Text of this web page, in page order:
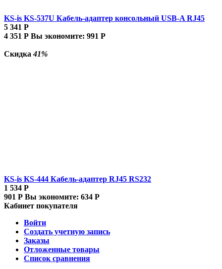
KS-is KS-537U Кабель-адаптер консольный USB-A RJ45
5 341 Р
4 351 Р Вы экономите: 991 Р
Скидка41%
KS-is KS-444 Кабель-адаптер RJ45 RS232
1 534 Р
901 Р Вы экономите: 634 Р
Кабинет покупателя
Войти
Создать учетную запись
Заказы
Отложенные товары
Список сравнения